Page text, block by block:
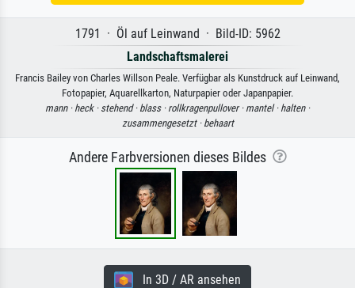
1791 · Öl auf Leinwand · Bild-ID: 5962
Landschaftsmalerei
Francis Bailey von Charles Willson Peale. Verfügbar als Kunstdruck auf Leinwand,
Fotopapier, Aquarellkarton, Naturpapier oder Japanpapier.
mann · heck · stehend · blass · rollkragenpullover · mantel · halten ·
zusammengesetzt · behaart
Andere Farbversionen dieses Bildes
In 3D / AR ansehen